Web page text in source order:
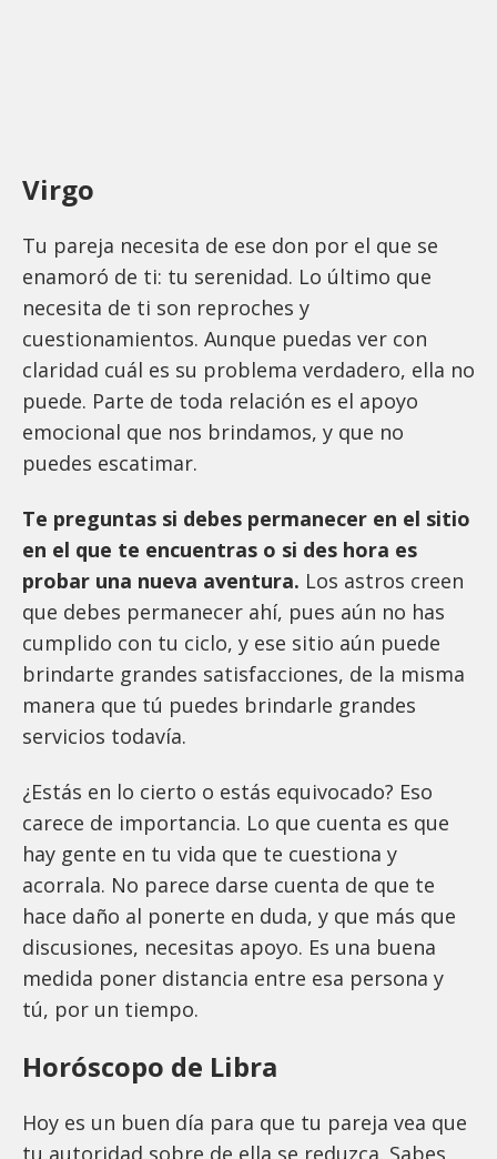
Virgo
Tu pareja necesita de ese don por el que se
enamoró de ti: tu serenidad. Lo último que
necesita de ti son reproches y
cuestionamientos. Aunque puedas ver con
claridad cuál es su problema verdadero, ella no
puede. Parte de toda relación es el apoyo
emocional que nos brindamos, y que no
puedes escatimar.
Te preguntas si debes permanecer en el sitio
en el que te encuentras o si des hora es
probar una nueva aventura. Los astros creen
que debes permanecer ahí, pues aún no has
cumplido con tu ciclo, y ese sitio aún puede
brindarte grandes satisfacciones, de la misma
manera que tú puedes brindarle grandes
servicios todavía.
¿Estás en lo cierto o estás equivocado? Eso
carece de importancia. Lo que cuenta es que
hay gente en tu vida que te cuestiona y
acorrala. No parece darse cuenta de que te
hace daño al ponerte en duda, y que más que
discusiones, necesitas apoyo. Es una buena
medida poner distancia entre esa persona y
tú, por un tiempo.
Horóscopo de Libra
Hoy es un buen día para que tu pareja vea que
tu autoridad sobre de ella se reduzca. Sabes